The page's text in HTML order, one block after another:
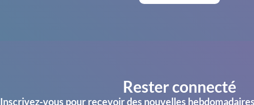
Rester connecté
Inscrivez-vous pour recevoir des nouvelles